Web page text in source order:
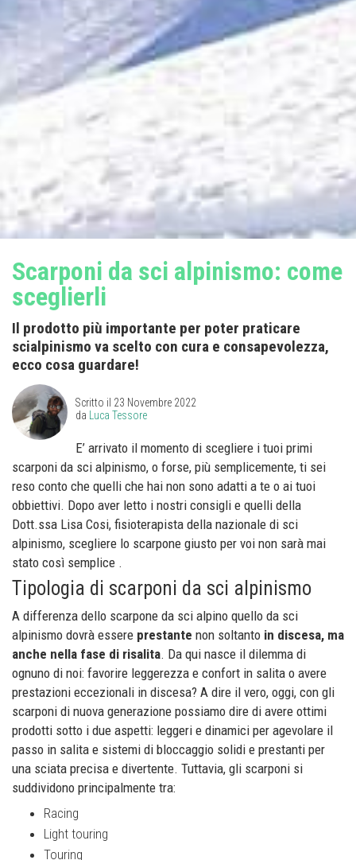
Scarponi da sci alpinismo: come
sceglierli
Il prodotto più importante per poter praticare
scialpinismo va scelto con cura e consapevolezza,
ecco cosa guardare!
Scritto il 23 Novembre 2022
da
Luca Tessore
E’ arrivato il momento di scegliere i tuoi primi
scarponi da sci alpinismo, o forse, più semplicemente, ti sei
reso conto che quelli che hai non sono adatti a te o ai tuoi
obbiettivi. Dopo aver letto i nostri consigli e quelli della
Dott.ssa Lisa Cosi, fisioterapista della nazionale di sci
alpinismo, scegliere lo scarpone giusto per voi non sarà mai
stato così semplice .
Tipologia di scarponi da sci alpinismo
A differenza dello scarpone da sci alpino quello da sci
alpinismo dovrà essere prestante non soltanto in discesa, ma
anche nella fase di risalita. Da qui nasce il dilemma di
ognuno di noi: favorire leggerezza e confort in salita o avere
prestazioni eccezionali in discesa? A dire il vero, oggi, con gli
scarponi di nuova generazione possiamo dire di avere ottimi
prodotti sotto i due aspetti: leggeri e dinamici per agevolare il
passo in salita e sistemi di bloccaggio solidi e prestanti per
una sciata precisa e divertente. Tuttavia, gli scarponi si
suddividono principalmente tra:
Racing
Light touring
Touring